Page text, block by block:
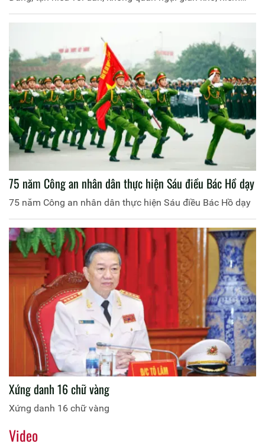
nguy, thậm chí hy sinh, lập nhiều chiến công nối tiếp chiến
ninh chính trị, trật tự an toàn xã hội, đóng góp rất quan
trọng trong xây dựng, bảo vệ Tổ quốc, bảo vệ cuộc sống
bình yên của nhân dân.
75 năm Công an nhân dân thực hiện Sáu điều Bác Hồ dạy
75 năm Công an nhân dân thực hiện Sáu điều Bác Hồ dạy
Xứng danh 16 chữ vàng
Xứng danh 16 chữ vàng
Video